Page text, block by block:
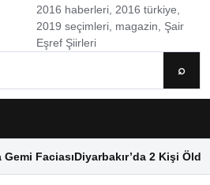
2016 haberleri, 2016 türkiye,
2019 seçimleri, magazin, Şair
Eşref Şiirleri
⌕
Gemi FaciasıDiyarbakır’da 2 Kişi Öldü